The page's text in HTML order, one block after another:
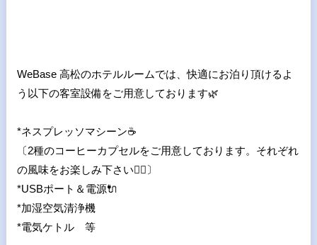
WeBase 高松のホテルルームでは、快適にお泊り頂けるよ
う以下の客室設備をご用意しております🌿
*ネスプレッソマシーン☕
〔2種のコーヒーカプセルをご用意しております。それぞれ
の風味をお楽しみ下さい💁〕
*USBポート＆電源🔌
*加湿空気清浄機
*電気ケトル 等